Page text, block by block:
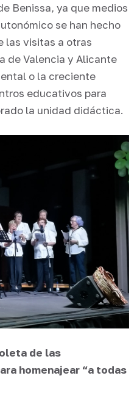
Benissa, ya que medios
se han hecho
las visitas a otras
de Valencia y Alicante
o la creciente
educativos para
la unidad didáctica.
de las
homenajear “a todas